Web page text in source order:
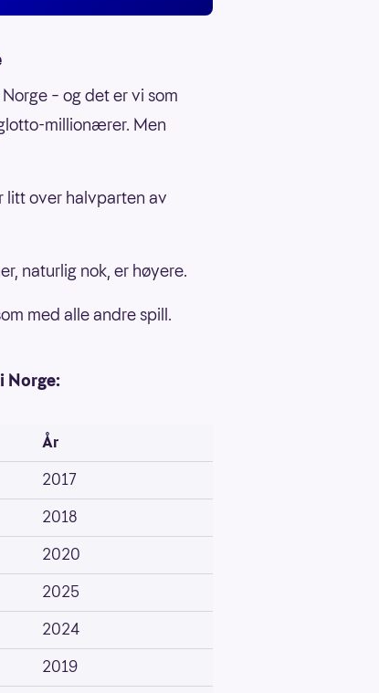
– og det er vi som
millionærer. Men
litt over halvparten av
naturlig nok, er høyere.
med alle andre spill.
Norge:
År
2017
2018
2020
2025
2024
2019